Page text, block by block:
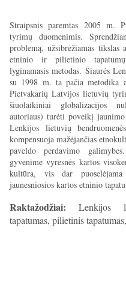
Straipsnis paremtas 2005 m.
tyrimų duomenimis.
problemą, užsibrėžiamas
etninio ir pilietinio
lyginamasis metodas. Šiaurės
su 1998 m. ta pačia
Pietvakarių Latvijos lietuvių
šiuolaikiniai globalizacijos
autoriaus) turėti poveikį
Lenkijos lietuvių
kompensuoja mažėjančias
paveldo perdavimo
gyvenime vyresnės kartos
kultūra, vis dar
jaunesniosios kartos etninio
Raktažodžiai: Lenkijos
tapatumas, pilietinis